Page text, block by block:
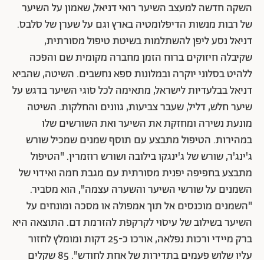
השקה חדשה למעצב השיער רואי דניאל, שאמון על השיער
של רבות מנשות הדיפלומטיה בארץ וגם על שערן של סלבס.
דניאל נסע ליפן להשתלמות בשיטת טיפול מסורתית,
שקיבלה חיזוקים ברוח הזמן מחברה מקומית שם והפכה
ללהיט בסלוני יוקרה ובמלונות ספא נחשבים. השיטה, שהביא
דניאל בבלעדיות לישראל, מתאימה לכל סוגי השיער בדגש על
שיער חלש, דליל, שעבר צביעות, גוונים והחלקות. השיטה
מונעת נשירה ומחזקת את השיער ואת השורשים שלו
במהירות. הטיפול מתבצע עם תוסף שמנים שמכיל שורש
ג'ינג'ר, שורש של ג'ינגקו בילובה ושורש רוזמרין. "הטיפול
מתבצע בחפיפה יפנית מסורתית עם מגבת חמה ואידוי של
השמנים על שורשי השיער והשערה עצמה", הוא מסביר.
"השמנים מוכנסים אל תוך אמפולה או מסכה ומונחים על
השיער בשילוב של עיסוי לקרקפת להזרמת דם. התוצאה היא
ברק מיידי ורכות נפלאה, אורכו כ-25 דקות ומומלץ לחזור
עליו שלוש פעמים בתדירות של אחת לחודש". 85 שקלים